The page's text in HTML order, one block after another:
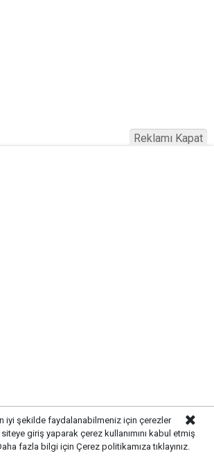
kent genelinde sürdürdüğü
aralıksız devam ediyor. Bu
Mahallesi'ndebulunan sokakta
iyi şekilde faydalanabilmeniz için çerezler
siteye giriş yaparak çerez kullanımını kabul etmiş
fazla bilgi için Çerez politikamıza tıklayınız.
Reklamı Kapat